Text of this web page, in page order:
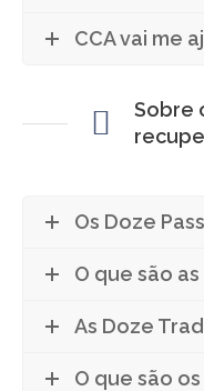
CCA vai me
Sobre
Os Doze
O que são
As Doze
O que são